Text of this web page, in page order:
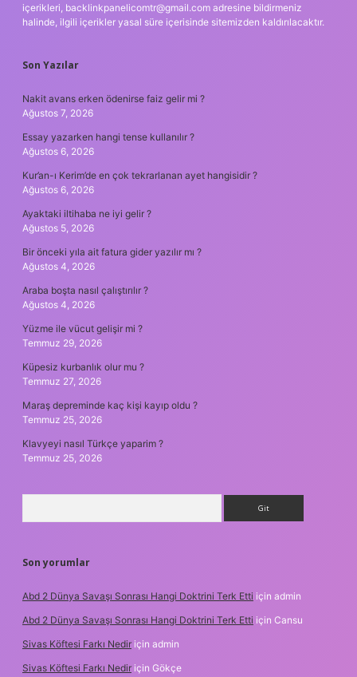
içerikleri, backlinkpanelicomtr@gmail.com adresine bildirmeniz
halinde, ilgili içerikler yasal süre içerisinde sitemizden kaldırılacaktır.
Son Yazılar
Nakit avans erken ödenirse faiz gelir mi ?
Ağustos 7, 2026
Essay yazarken hangi tense kullanılır ?
Ağustos 6, 2026
Kur’an-ı Kerim’de en çok tekrarlanan ayet hangisidir ?
Ağustos 6, 2026
Ayaktaki iltihaba ne iyi gelir ?
Ağustos 5, 2026
Bir önceki yıla ait fatura gider yazılır mı ?
Ağustos 4, 2026
Araba boşta nasıl çalıştırılır ?
Ağustos 4, 2026
Yüzme ile vücut gelişir mi ?
Temmuz 29, 2026
Küpesiz kurbanlık olur mu ?
Temmuz 27, 2026
Maraş depreminde kaç kişi kayıp oldu ?
Temmuz 25, 2026
Klavyeyi nasıl Türkçe yaparim ?
Temmuz 25, 2026
Son yorumlar
Abd 2 Dünya Savaşı Sonrası Hangi Doktrini Terk Etti için admin
Abd 2 Dünya Savaşı Sonrası Hangi Doktrini Terk Etti için Cansu
Sivas Köftesi Farkı Nedir için admin
Sivas Köftesi Farkı Nedir için Gökçe